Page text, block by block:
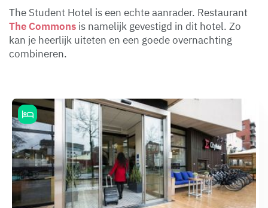
The Student Hotel is een echte aanrader. Restaurant
The Commons is namelijk gevestigd in dit hotel. Zo
kan je heerlijk uiteten en een goede overnachting
combineren.